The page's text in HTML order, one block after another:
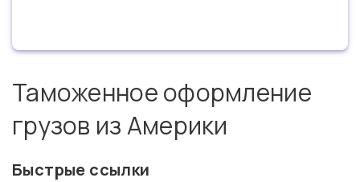
Таможенное оформление
грузов из Америки
Быстрые ссылки